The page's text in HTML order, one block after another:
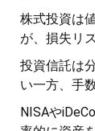
株式投資は
が、損失リ
投資信託は
い一方、手
NISAや